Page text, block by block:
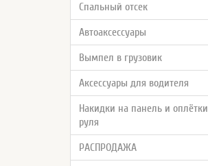
Спальный отсек
Автоаксессуары
Вымпел в грузовик
Аксессуары для водителя
Накидки на панель и оплётки
руля
РАСПРОДАЖА